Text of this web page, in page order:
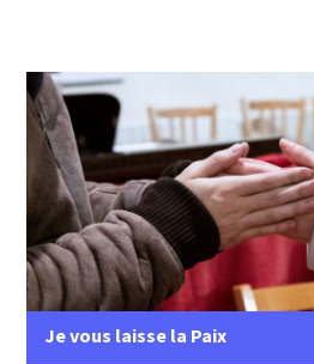
Je vous laisse la Paix